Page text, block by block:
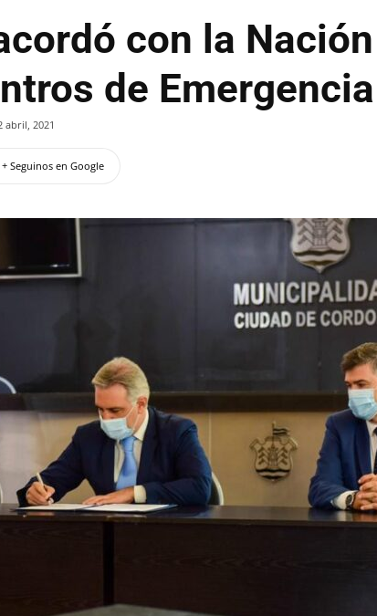
con la
de Emergencia
abril, 2021
+ Seguinos en Google